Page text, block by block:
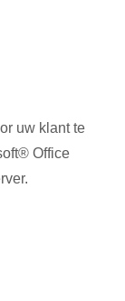
uw klant te
Office